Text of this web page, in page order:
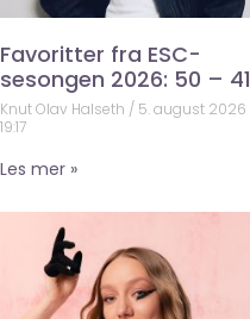
Favoritter fra ESC-
sesongen 2026: 50 – 41
Knut Olav Halseth
5. august 2026
19:17
Les mer »